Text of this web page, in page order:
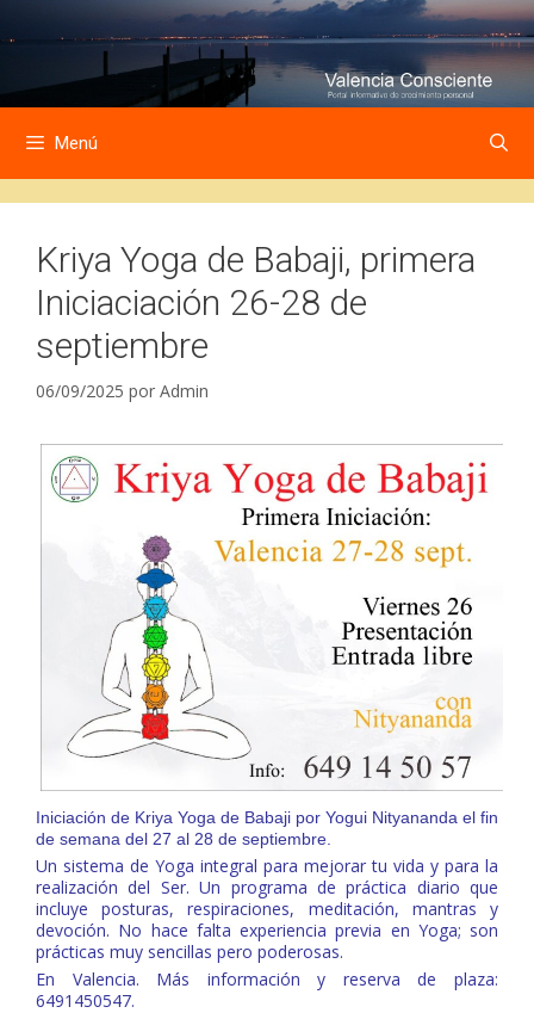
al
al
Menú
Kriya Yoga de Babaji, primera
Iniciaciación 26-28 de
septiembre
06/09/2025 por Admin
Iniciación de Kriya Yoga de Babaji por Yogui Nityananda el fin
de semana del 27 al 28 de septiembre.
Un sistema de Yoga integral para mejorar tu vida y para la
realización del Ser. Un programa de práctica diario que
incluye posturas, respiraciones, meditación, mantras y
devoción. No hace falta experiencia previa en Yoga; son
prácticas muy sencillas pero poderosas.
En Valencia. Más información y reserva de plaza:
6491450547.